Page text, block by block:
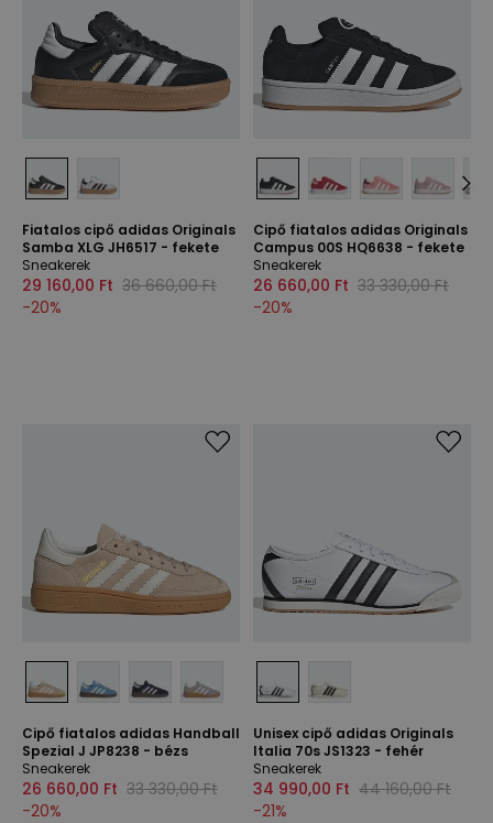
Fiatalos cipő adidas Originals
Samba XLG JH6517 - fekete
Sneakerek
29 160,00 Ft 36 660,00 Ft
-20%
Cipő fiatalos adidas Originals
Campus 00S HQ6638 - fekete
Sneakerek
26 660,00 Ft 33 330,00 Ft
-20%
Cipő fiatalos adidas Handball
Spezial J JP8238 - bézs
Sneakerek
26 660,00 Ft 33 330,00 Ft
-20%
Unisex cipő adidas Originals
Italia 70s JS1323 - fehér
Sneakerek
34 990,00 Ft 44 160,00 Ft
-21%